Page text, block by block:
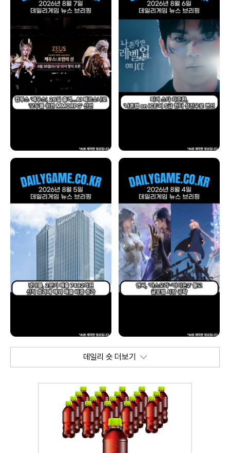
데일리 숏 더보기